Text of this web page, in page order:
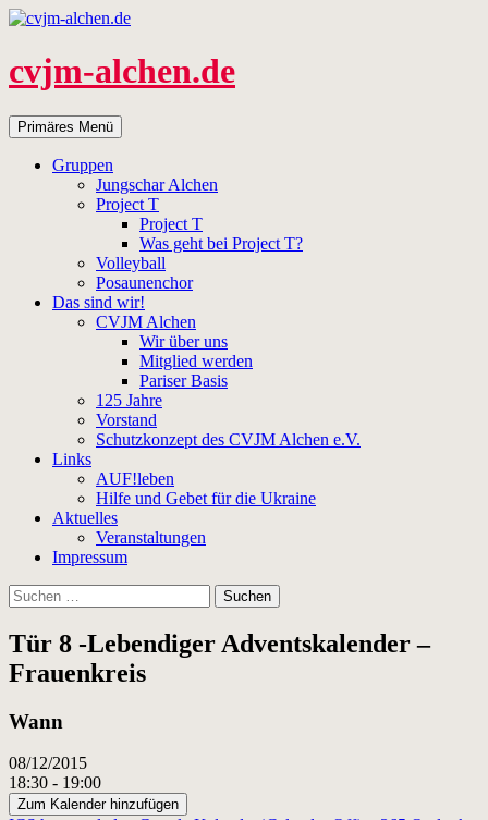
Zum
springen
cvjm-alchen.de
Suchen
Primäres Menü
Gruppen
Jungschar Alchen
Project T
Project T
Was geht bei Project T?
Volleyball
Posaunenchor
Das sind wir!
CVJM Alchen
Wir über uns
Mitglied werden
Pariser Basis
125 Jahre
Vorstand
Schutzkonzept des CVJM Alchen e.V.
Links
AUF!leben
Hilfe und Gebet für die Ukraine
Aktuelles
Veranstaltungen
Impressum
Suchen
nach:
Tür 8 -Lebendiger Adventskalender –
Frauenkreis
Wann
08/12/2015
18:30 - 19:00
Zum Kalender hinzufügen